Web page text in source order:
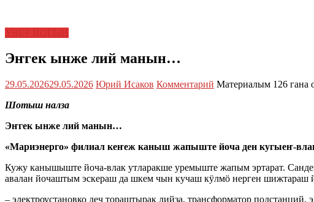
Эҥгек ынже лий манын…
29.05.202629.05.2026 Юрий Исаков Комментарий Материалым 126 гана
Шотыш налза
Эҥгек ынже лий манын…
«Мариэнерго» филиал кеҥеж каныш жапыште йоча ден кугыеҥ-
Кужу канышыште йоча-влак утларакше уремыште жапым эртарат.
авалан йочаштым эскераш да шкем чын кучаш кӱлмӧ нерген шижтараш
– электроустановко деч тораштырак лийза, трансформатор